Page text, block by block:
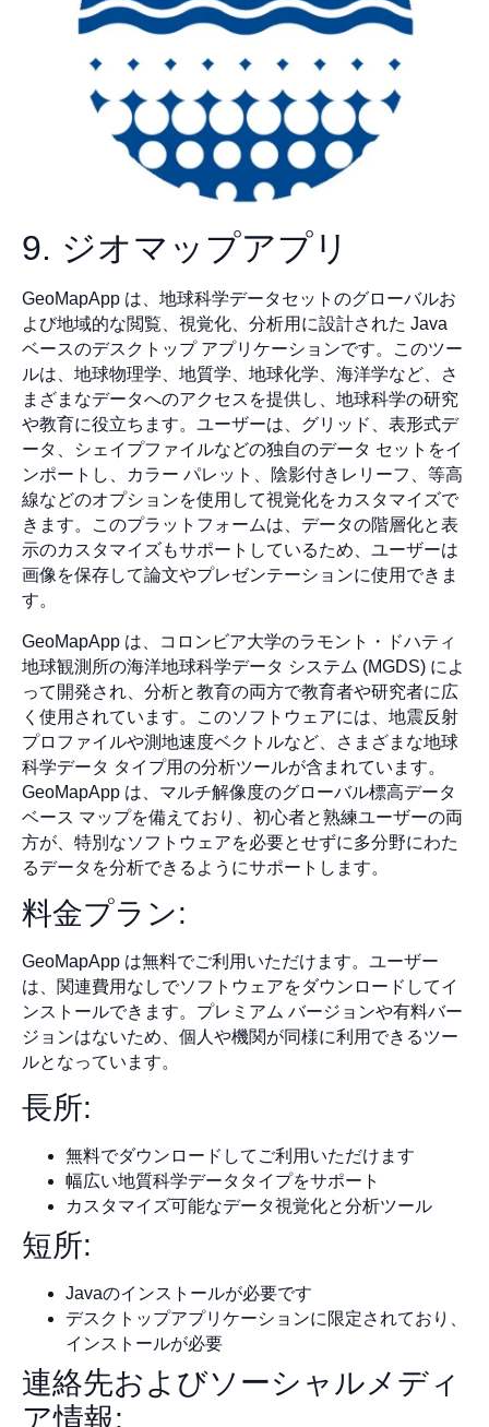
9. ジオマップアプリ
GeoMapApp は、地球科学データセットのグローバルお
よび地域的な閲覧、視覚化、分析用に設計された Java
ベースのデスクトップ アプリケーションです。このツー
ルは、地球物理学、地質学、地球化学、海洋学など、さ
まざまなデータへのアクセスを提供し、地球科学の研究
や教育に役立ちます。ユーザーは、グリッド、表形式デ
ータ、シェイプファイルなどの独自のデータ セットをイ
ンポートし、カラー パレット、陰影付きレリーフ、等高
線などのオプションを使用して視覚化をカスタマイズで
きます。このプラットフォームは、データの階層化と表
示のカスタマイズもサポートしているため、ユーザーは
画像を保存して論文やプレゼンテーションに使用できま
す。
GeoMapApp は、コロンビア大学のラモント・ドハティ
地球観測所の海洋地球科学データ システム (MGDS) によ
って開発され、分析と教育の両方で教育者や研究者に広
く使用されています。このソフトウェアには、地震反射
プロファイルや測地速度ベクトルなど、さまざまな地球
科学データ タイプ用の分析ツールが含まれています。
GeoMapApp は、マルチ解像度のグローバル標高データ
ベース マップを備えており、初心者と熟練ユーザーの両
方が、特別なソフトウェアを必要とせずに多分野にわた
るデータを分析できるようにサポートします。
料金プラン:
GeoMapApp は無料でご利用いただけます。ユーザー
は、関連費用なしでソフトウェアをダウンロードしてイ
ンストールできます。プレミアム バージョンや有料バー
ジョンはないため、個人や機関が同様に利用できるツー
ルとなっています。
長所:
無料でダウンロードしてご利用いただけます
幅広い地質科学データタイプをサポート
カスタマイズ可能なデータ視覚化と分析ツール
短所:
Javaのインストールが必要です
デスクトップアプリケーションに限定されており、
インストールが必要
連絡先およびソーシャルメディ
ア情報: